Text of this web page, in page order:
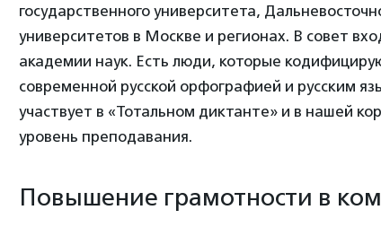
государственного университета,
университетов в Москве и регионах. В совет
академии наук. Есть люди, которые
современной русской орфографией и русским
участвует в «Тотальном диктанте» и в нашей
уровень преподавания.
Повышение грамотности в